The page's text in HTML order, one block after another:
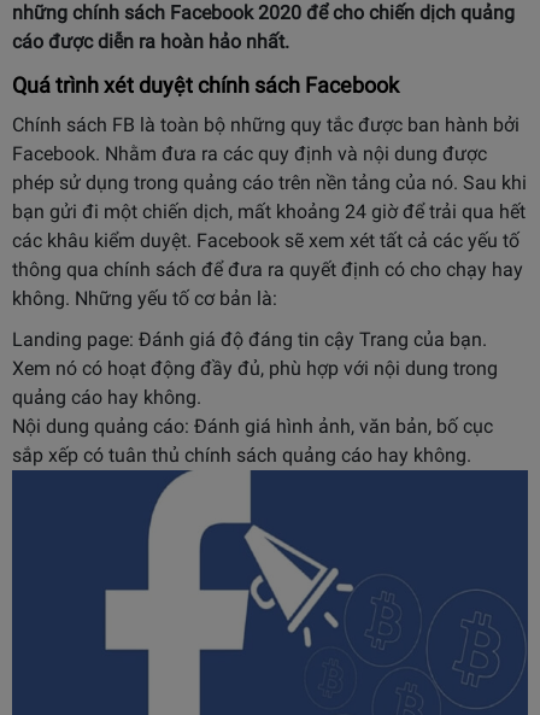
những chính sách Facebook 2020 để cho chiến dịch quảng
cáo được diễn ra hoàn hảo nhất.
Quá trình xét duyệt chính sách Facebook
Chính sách FB là toàn bộ những quy tắc được ban hành bởi
Facebook. Nhằm đưa ra các quy định và nội dung được
phép sử dụng trong quảng cáo trên nền tảng của nó. Sau khi
bạn gửi đi một chiến dịch, mất khoảng 24 giờ để trải qua hết
các khâu kiểm duyệt. Facebook sẽ xem xét tất cả các yếu tố
thông qua chính sách để đưa ra quyết định có cho chạy hay
không. Những yếu tố cơ bản là:
Landing page: Đánh giá độ đáng tin cậy Trang của bạn.
Xem nó có hoạt động đầy đủ, phù hợp với nội dung trong
quảng cáo hay không.
Nội dung quảng cáo: Đánh giá hình ảnh, văn bản, bố cục
sắp xếp có tuân thủ chính sách quảng cáo hay không.